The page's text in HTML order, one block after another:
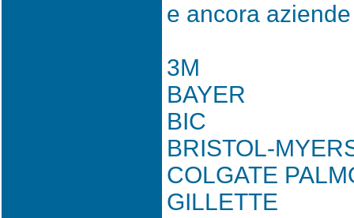
e ancora
3M
BAYER
BIC
BRISTOL-
COLGATE
GILLETTE